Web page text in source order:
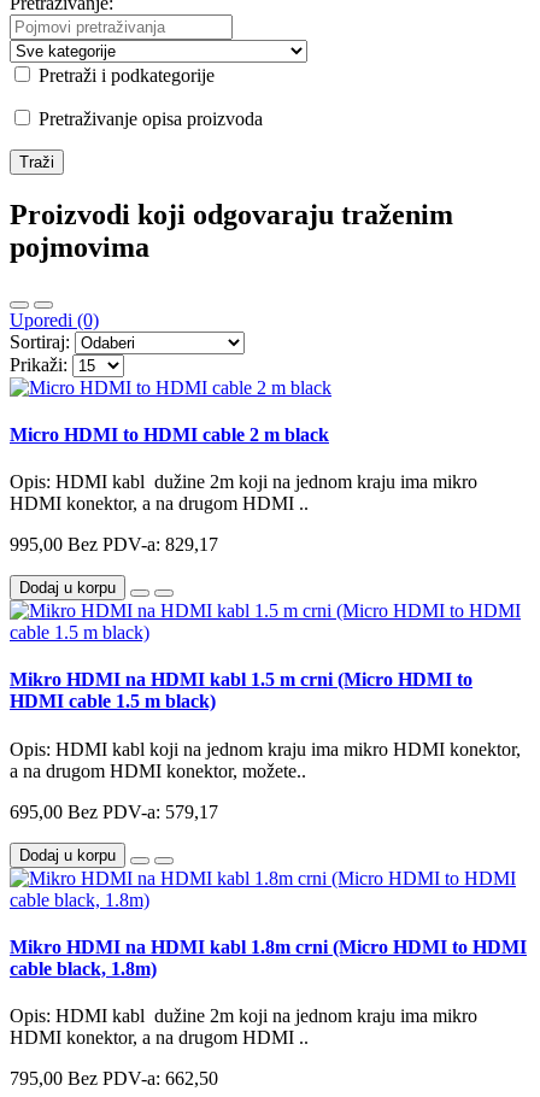
Pretraži i podkategorije
Pretraživanje opisa proizvoda
Proizvodi koji odgovaraju traženim
pojmovima
Uporedi (0)
Sortiraj:
Prikaži:
Micro HDMI to HDMI cable 2 m black
Opis: HDMI kabl dužine 2m koji na jednom kraju ima mikro
HDMI konektor, a na drugom HDMI ..
995,00 Bez PDV-a: 829,17
Dodaj u korpu
Mikro HDMI na HDMI kabl 1.5 m crni (Micro HDMI to
HDMI cable 1.5 m black)
Opis: HDMI kabl koji na jednom kraju ima mikro HDMI konektor,
a na drugom HDMI konektor, možete..
695,00 Bez PDV-a: 579,17
Dodaj u korpu
Mikro HDMI na HDMI kabl 1.8m crni (Micro HDMI to HDMI
cable black, 1.8m)
Opis: HDMI kabl dužine 2m koji na jednom kraju ima mikro
HDMI konektor, a na drugom HDMI ..
795,00 Bez PDV-a: 662,50